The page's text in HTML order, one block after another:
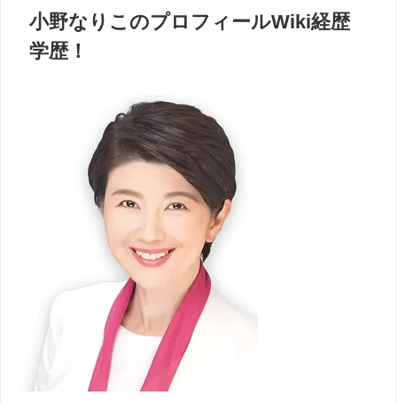
小野なりこのプロフィールWiki経歴
学歴！